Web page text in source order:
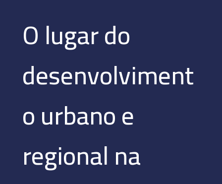
O lugar do
desenvolviment
o urbano e
regional na